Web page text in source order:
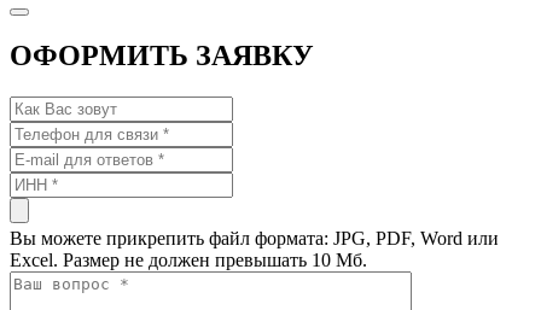
ОФОРМИТЬ ЗАЯВКУ
Вы можете прикрепить файл формата: JPG, PDF, Word или
Excel. Размер не должен превышать 10 Мб.